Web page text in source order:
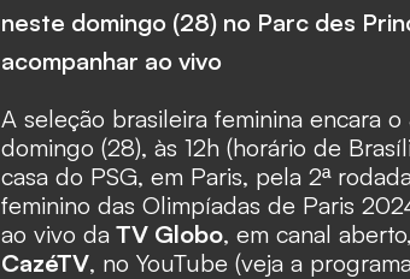
neste domingo (28) no Parc des
acompanhar ao vivo
A seleção brasileira feminina encara
domingo (28), às 12h (horário de
casa do PSG, em Paris, pela 2ª
feminino das Olimpíadas de Paris
ao vivo da TV Globo, em canal
CazéTV, no YouTube (veja a